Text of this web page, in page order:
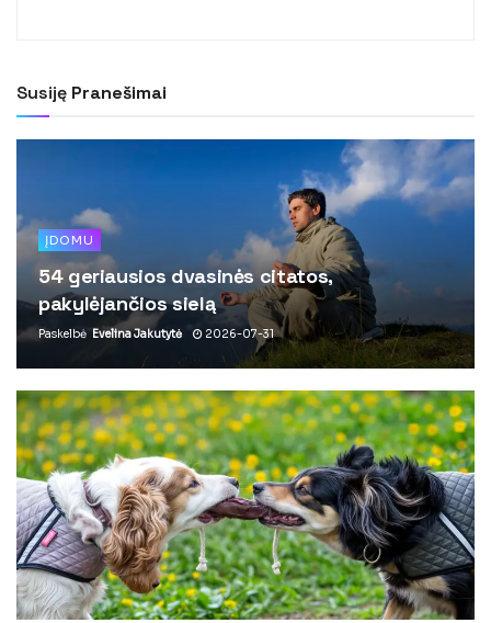
Susiję Pranešimai
ĮDOMU
54 geriausios dvasinės citatos,
pakylėjančios sielą
Paskelbė Evelina Jakutytė 2026-07-31